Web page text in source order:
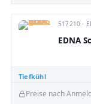
Tiefkühl
517210 ·
EDNA
Preise nach